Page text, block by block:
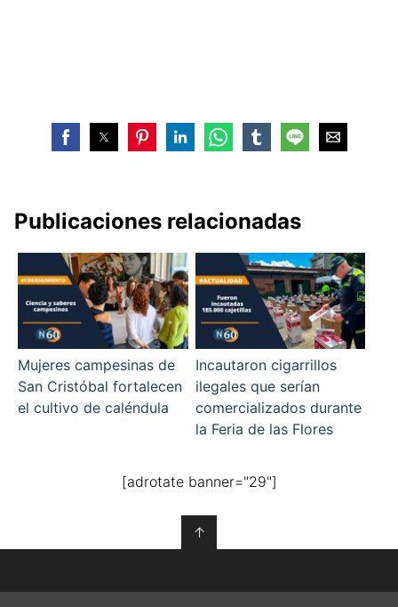
Publicaciones relacionadas
Mujeres campesinas de
San Cristóbal fortalecen
el cultivo de caléndula
Incautaron cigarrillos
ilegales que serían
comercializados durante
la Feria de las Flores
[adrotate banner="29"]
↑